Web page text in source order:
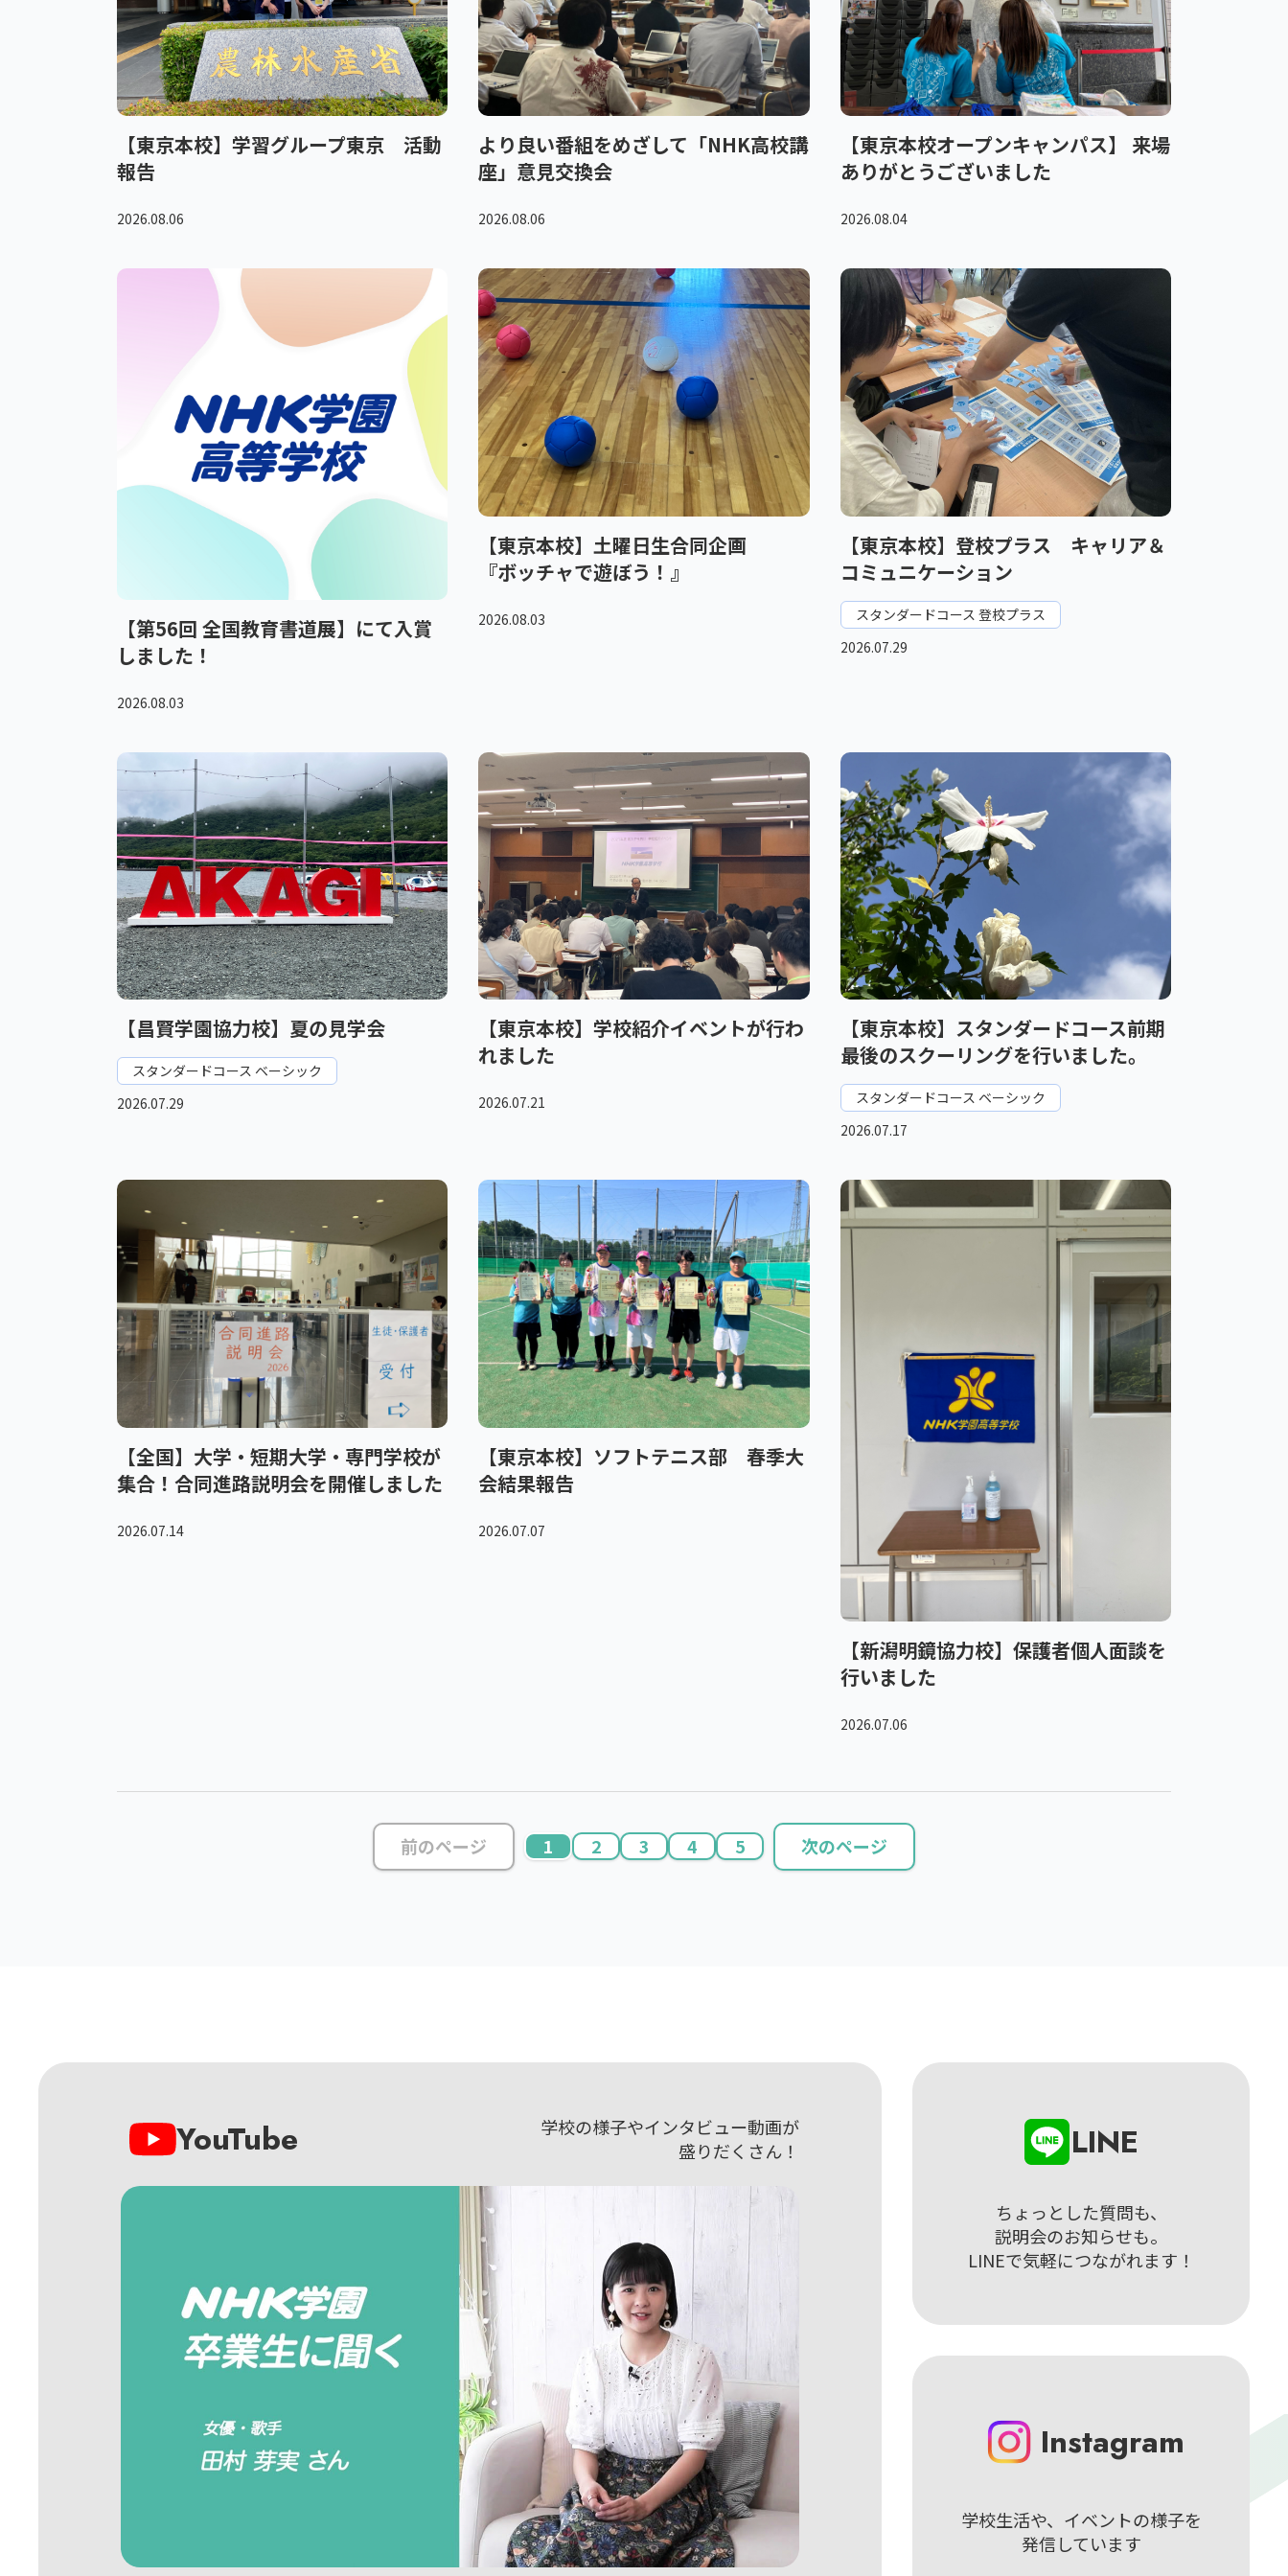
【東京本校】学習グループ東京 活動
報告
2026.08.06
より良い番組をめざして「NHK高校講
座」意見交換会
2026.08.06
【東京本校オープンキャンパス】 来場
ありがとうございました
2026.08.04
【第56回 全国教育書道展】にて入賞
しました！
2026.08.03
【東京本校】土曜日生合同企画
『ボッチャで遊ぼう！』
2026.08.03
【東京本校】登校プラス キャリア＆
コミュニケーション
スタンダードコース 登校プラス
2026.07.29
【昌賢学園協力校】夏の見学会
スタンダードコース ベーシック
2026.07.29
【東京本校】学校紹介イベントが行わ
れました
2026.07.21
【東京本校】スタンダードコース前期
最後のスクーリングを行いました。
スタンダードコース ベーシック
2026.07.17
【全国】大学・短期大学・専門学校が
集合！合同進路説明会を開催しました
2026.07.14
【東京本校】ソフトテニス部 春季大
会結果報告
2026.07.07
【新潟明鏡協力校】保護者個人面談を
行いました
2026.07.06
前のページ 1 2 3 4 5 次のページ
YouTube
学校の様子やインタビュー動画が
盛りだくさん！
LINE
ちょっとした質問も、
説明会のお知らせも。
LINEで気軽につながれます！
Instagram
学校生活や、イベントの様子を
発信しています